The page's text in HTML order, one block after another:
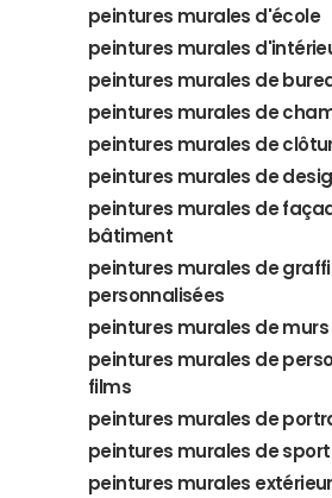
peintures murales d'école
peintures murales
peintures murales de
peintures murales de
peintures murales de
peintures murales de
peintures murales de
bâtiment
peintures murales de
personnalisées
peintures murales de
peintures murales de
films
peintures murales de
peintures murales de sport
peintures murales